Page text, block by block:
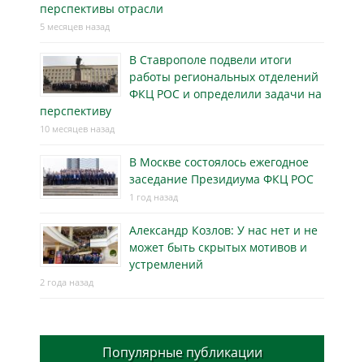
перспективы отрасли
5 месяцев назад
В Ставрополе подвели итоги
работы региональных отделений
ФКЦ РОС и определили задачи на
перспективу
10 месяцев назад
В Москве состоялось ежегодное
заседание Президиума ФКЦ РОС
1 год назад
Александр Козлов: У нас нет и не
может быть скрытых мотивов и
устремлений
2 года назад
Популярные публикации